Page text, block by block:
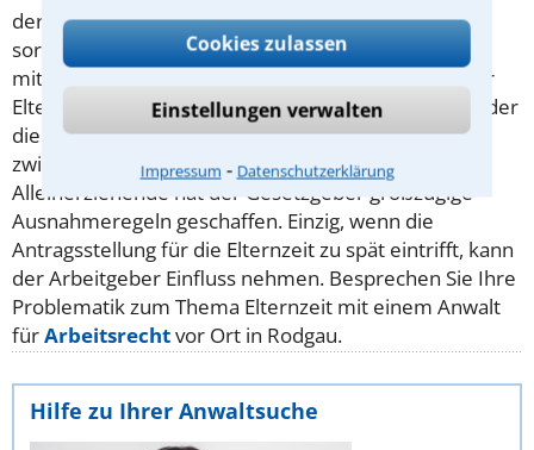
Cookies zulassen
Einstellungen verwalten
Impressum ⁃ Datenschutzerklärung
der Arbeitgeber muss für entsprechenden Ersatz
sorgen. Das ist manchmal nicht so einfach, da es
mittlerweile mehrere Modelle für die Aufteilung der
Elternzeit gibt. Die Eltern können sich abwechseln oder
die Zeit nacheinander nehmen oder auch
zwischendurch eine Pause machen. Für
Alleinerziehende hat der Gesetzgeber großzügige
Ausnahmeregeln geschaffen. Einzig, wenn die
Antragsstellung für die Elternzeit zu spät eintrifft, kann
der Arbeitgeber Einfluss nehmen. Besprechen Sie Ihre
Problematik zum Thema Elternzeit mit einem Anwalt
fürArbeitsrechtvor Ort in Rodgau.
Hilfe zu Ihrer Anwaltsuche